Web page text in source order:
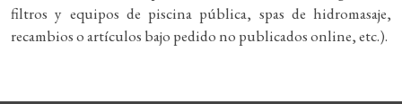
filtros y equipos de piscina pública, spas de hidromasaje,
recambios o artículos bajo pedido no publicados online, etc.).